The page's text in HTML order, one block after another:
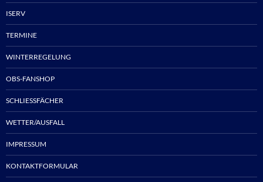
ISERV
TERMINE
WINTERREGELUNG
OBS-FANSHOP
SCHLIESSFÄCHER
WETTER/AUSFALL
IMPRESSUM
KONTAKTFORMULAR